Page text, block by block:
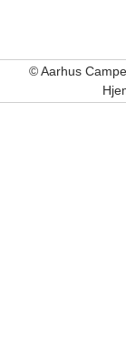
© Aarhus